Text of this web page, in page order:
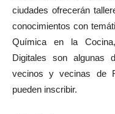
ciudades ofrecerán
conocimientos con
Química en la
Digitales son algunas
vecinos y vecinas de
pueden inscribir.